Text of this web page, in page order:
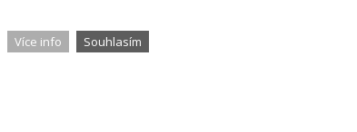
Více info Souhlasím